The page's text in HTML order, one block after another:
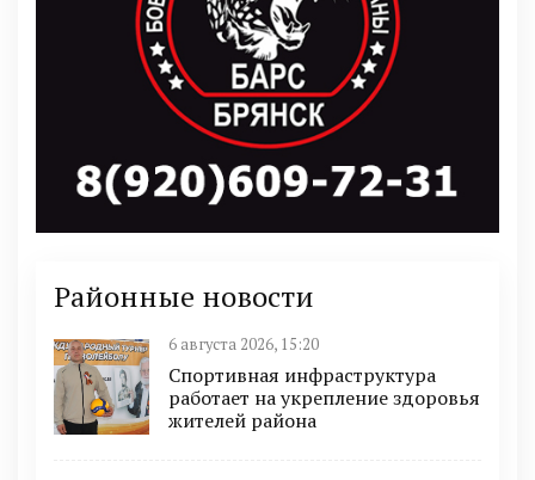
Районные новости
6 августа 2026, 15:20
Спортивная инфраструктура
работает на укрепление здоровья
жителей района